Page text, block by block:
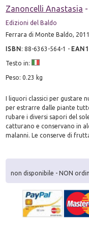
Zanoncelli Anastasia -
Edizioni del Baldo
Ferrara di Monte Baldo,
ISBN:88-6363-564-1 -
Testo in:
Peso: 0.23 kg
I liquori classici per gustare
per estrarre dalle piante
rubare i diversi sapori del
catturano e conservano in
malanni. Le conserve di
non disponibile - NON